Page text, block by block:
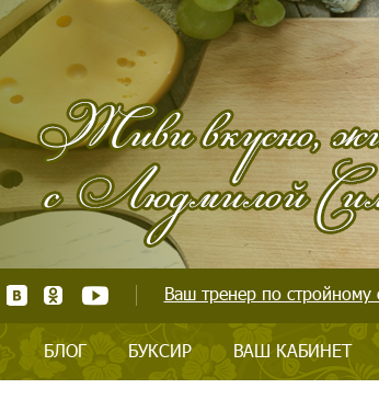
Ваш тренер по стройному
БЛОГ БУКСИР ВАШ КАБИНЕТ